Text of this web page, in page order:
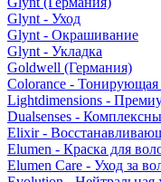
Glynt - Уход
Glynt - Окрашивание
Glynt - Укладка
Goldwell (Германия)
Colorance - Тонирующая
Lightdimensions -
Dualsenses -
Elixir -
Elumen - Краска для
Elumen Care - Уход за